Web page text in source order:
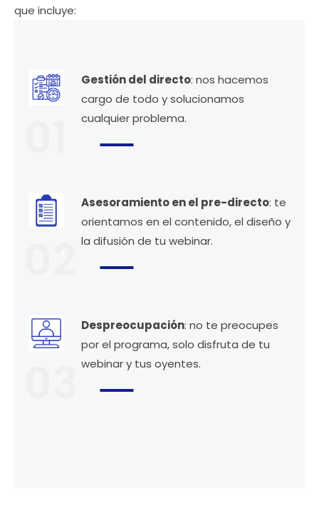
que incluye:
Gestión del directo: nos hacemos
cargo de todo y solucionamos
cualquier problema.
Asesoramiento en el pre-directo: te
orientamos en el contenido, el diseño y
la difusión de tu webinar.
Despreocupación: no te preocupes
por el programa, solo disfruta de tu
webinar y tus oyentes.